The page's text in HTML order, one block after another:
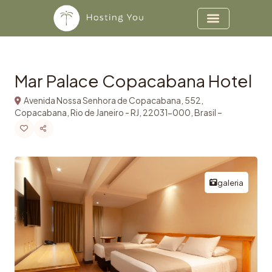
Ir para o conteúdo
Mar Palace Copacabana Hotel
Avenida Nossa Senhora de Copacabana, 552,
Copacabana, Rio de Janeiro - RJ, 22031-000, Brasil –
galeria